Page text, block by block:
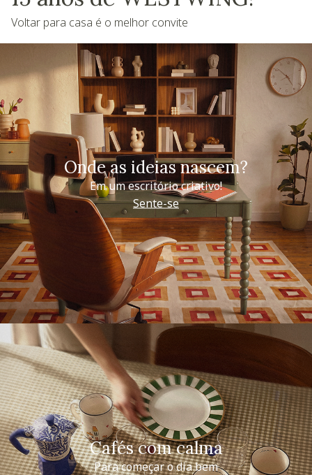
Voltar para casa é o melhor convite
Onde as ideias nascem?
Em um escritório criativo!
Sente-se
Cafés com calma
Para começar o dia bem